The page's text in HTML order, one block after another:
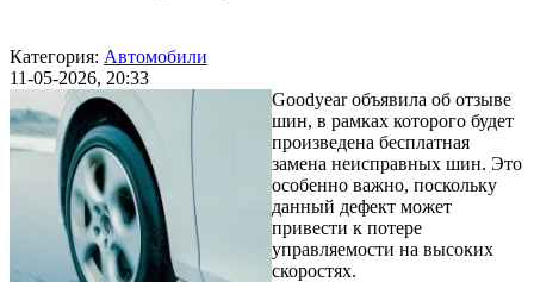
Категория: Автомобили
11-05-2026, 20:33
Goodyear объявила об отзыве
шин, в рамках которого будет
произведена бесплатная
замена неисправных шин. Это
особенно важно, поскольку
данный дефект может
привести к потере
управляемости на высоких
скоростях.